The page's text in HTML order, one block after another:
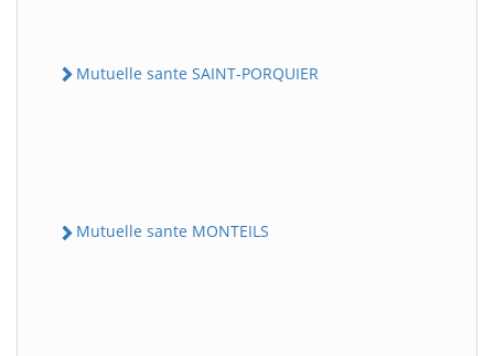
Mutuelle sante SAINT-PORQUIER
Mutuelle sante MONTEILS